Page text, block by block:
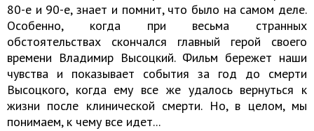
80-е и 90-е, знает и помнит, что было на самом деле.
Особенно, когда при весьма странных
обстоятельствах скончался главный герой своего
времени Владимир Высоцкий. Фильм бережет наши
чувства и показывает события за год до смерти
Высоцкого, когда ему все же удалось вернуться к
жизни после клинической смерти. Но, в целом, мы
понимаем, к чему все идет...